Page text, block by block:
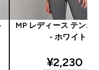
MP レディース テンポ
- ホワイト
¥2,230‎